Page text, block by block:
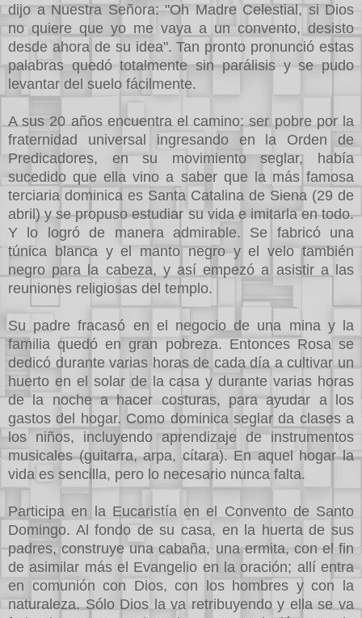
dijo a Nuestra Señora: "Oh Madre Celestial, si Dios
no quiere que yo me vaya a un convento, desisto
desde ahora de su idea". Tan pronto pronunció estas
palabras quedó totalmente sin parálisis y se pudo
levantar del suelo fácilmente.
A sus 20 años encuentra el camino: ser pobre por la
fraternidad universal ingresando en la Orden de
Predicadores, en su movimiento seglar, había
sucedido que ella vino a saber que la más famosa
terciaria dominica es Santa Catalina de Siena (29 de
abril) y se propuso estudiar su vida e imitarla en todo.
Y lo logró de manera admirable. Se fabricó una
túnica blanca y el manto negro y el velo también
negro para la cabeza, y así empezó a asistir a las
reuniones religiosas del templo.
Su padre fracasó en el negocio de una mina y la
familia quedó en gran pobreza. Entonces Rosa se
dedicó durante varias horas de cada día a cultivar un
huerto en el solar de la casa y durante varias horas
de la noche a hacer costuras, para ayudar a los
gastos del hogar. Como dominica seglar da clases a
los niños, incluyendo aprendizaje de instrumentos
musicales (guitarra, arpa, cítara). En aquel hogar la
vida es sencilla, pero lo necesario nunca falta.
Participa en la Eucaristía en el Convento de Santo
Domingo. Al fondo de su casa, en la huerta de sus
padres, construye una cabaña, una ermita, con el fin
de asimilar más el Evangelio en la oración; allí entra
en comunión con Dios, con los hombres y con la
naturaleza. Sólo Dios la va retribuyendo y ella se va